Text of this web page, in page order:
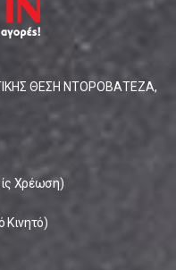
ΘΕΣΗ ΝΤΟΡΟΒΑΤΕΖΑ,
Χρέωση)
Κινητό)